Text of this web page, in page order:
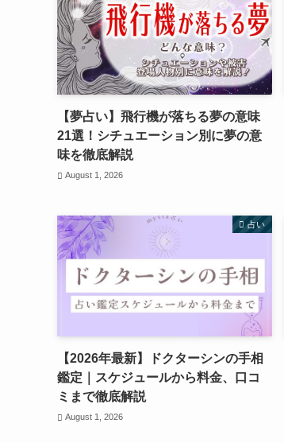
【夢占い】飛行機が落ちる夢の意味
21選！シチュエーション別に夢の意
味を徹底解説
August 1, 2026
占い
【2026年最新】ドクターシンの手相
鑑定｜スケジュールから料金、口コ
ミまで徹底解説
August 1, 2026